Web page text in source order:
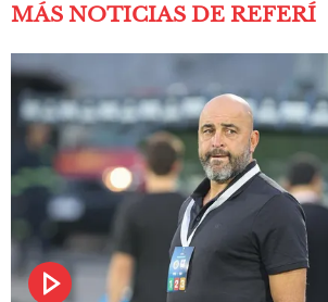
MÁS NOTICIAS DE REFERÍ